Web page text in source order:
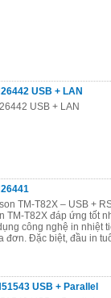
USB + LAN
USB + LAN
TM-T82X – USB +
TM-T82X đáp ứng tốt
công nghệ in nhiệt
đơn. Đặc biệt, đầu in
USB + Parallel